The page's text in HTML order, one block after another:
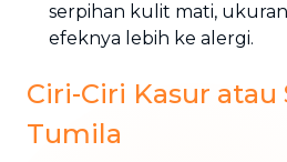
serpihan kulit mati,
efeknya lebih ke alergi.
Ciri-Ciri Kasur atau
Tumila